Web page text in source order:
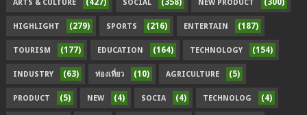
ARTS & CULTURE (427) SOCIAL (358) NEW PRODUCT (300)
HIGHLIGHT (279) SPORTS (216) ENTERTAIN (187)
TOURISM (177) EDUCATION (164) TECHNOLOGY (154)
INDUSTRY (63) ท่องเที่ยว (10) AGRICULTURE (5)
PRODUCT (5) NEW (4) SOCIA (4) TECHNOLOG (4)